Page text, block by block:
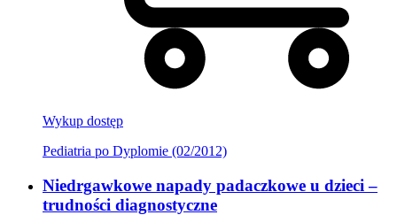
Wykup dostęp
Pediatria po Dyplomie (02/2012)
Niedrgawkowe napady padaczkowe u dzieci –
trudności diagnostyczne